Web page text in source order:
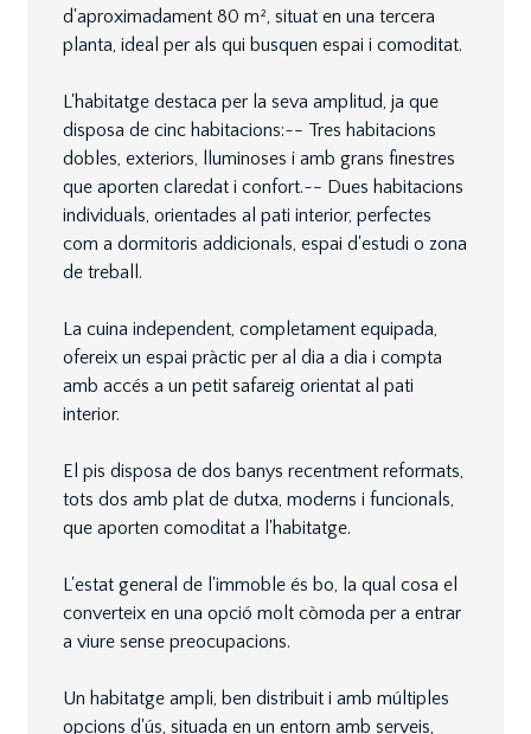
d'aproximadament 80 m², situat en una tercera
planta, ideal per als qui busquen espai i comoditat.
L'habitatge destaca per la seva amplitud, ja que
disposa de cinc habitacions:~- Tres habitacions
dobles, exteriors, lluminoses i amb grans finestres
que aporten claredat i confort.~- Dues habitacions
individuals, orientades al pati interior, perfectes
com a dormitoris addicionals, espai d'estudi o zona
de treball.
La cuina independent, completament equipada,
ofereix un espai pràctic per al dia a dia i compta
amb accés a un petit safareig orientat al pati
interior.
El pis disposa de dos banys recentment reformats,
tots dos amb plat de dutxa, moderns i funcionals,
que aporten comoditat a l'habitatge.
L'estat general de l'immoble és bo, la qual cosa el
converteix en una opció molt còmoda per a entrar
a viure sense preocupacions.
Un habitatge ampli, ben distribuit i amb múltiples
opcions d'ús, situada en un entorn amb serveis,